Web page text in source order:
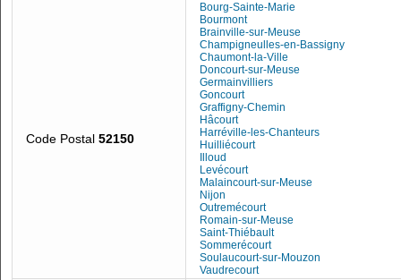
Code Postal 52150
Bourg-Sainte-Marie
Bourmont
Brainville-sur-Meuse
Champigneulles-en-Bassigny
Chaumont-la-Ville
Doncourt-sur-Meuse
Germainvilliers
Goncourt
Graffigny-Chemin
Hâcourt
Harréville-les-Chanteurs
Huilliécourt
Illoud
Levécourt
Malaincourt-sur-Meuse
Nijon
Outremécourt
Romain-sur-Meuse
Saint-Thiébault
Sommerécourt
Soulaucourt-sur-Mouzon
Vaudrecourt